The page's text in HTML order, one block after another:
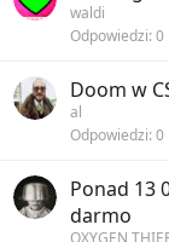
waldi
Odpowiedzi 0
Doom w
al
Odpowiedzi 0
Ponad 13
darmo
OXYGEN